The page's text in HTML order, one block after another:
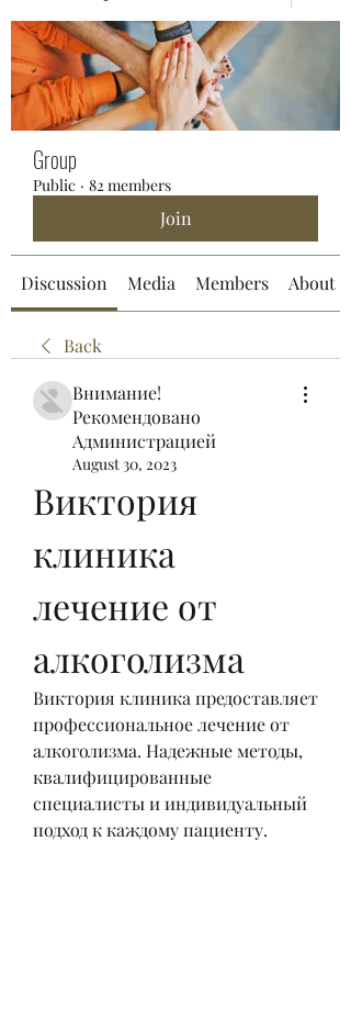
Group
Public · 82 members
Join
Discussion Media Members About
Back
Внимание!
Рекомендовано
Администрацией
August 30, 2023
Виктория
клиника
лечение от
алкоголизма
Виктория клиника предоставляет
профессиональное лечение от
алкоголизма. Надежные методы,
квалифицированные
специалисты и индивидуальный
подход к каждому пациенту.